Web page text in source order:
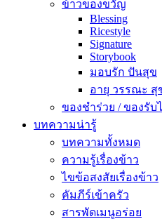
ข้าวของขวัญ
Blessing
Ricestyle
Signature
Storybook
มอบรัก ปันสุข
อายุ วรรณะ สุ
ของชำร่วย / ของรับ
บทความน่ารู้
บทความทั้งหมด
ความรู้เรื่องข้าว
ไขข้อสงสัยเรื่องข้าว
คัมภีร์เข้าครัว
สารพัดเมนูอร่อย